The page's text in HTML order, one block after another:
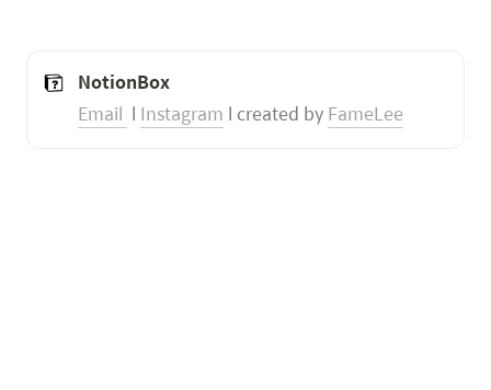
NotionBox
Email l Instagram l created by FameLee